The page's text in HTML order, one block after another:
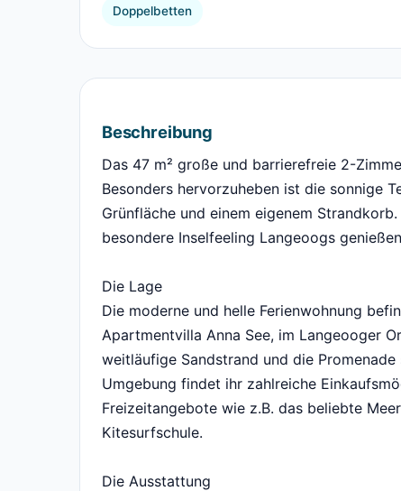
Doppelbetten
Beschreibung
Das 47 m² große und barrierefreie 2-
Besonders hervorzuheben ist die sonnige
Grünfläche und einem eigenem
besondere Inselfeeling Langeoogs
Die Lage
Die moderne und helle Ferienwohnung
Apartmentvilla Anna See, im Langeooger
weitläufige Sandstrand und die
Umgebung findet ihr zahlreiche
Freizeitangebote wie z.B. das beliebte
Kitesurfschule.
Die Ausstattung